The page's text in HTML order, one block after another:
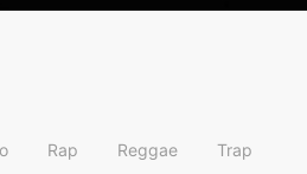
Rap Reggae Trap